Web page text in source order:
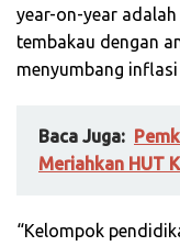
year-on-year
tembakau dengan
menyumbang
Baca Juga:
Meriahkan HUT
“Kelompok